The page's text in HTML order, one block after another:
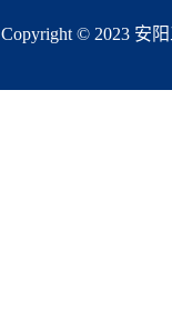
Copyright © 2023 安